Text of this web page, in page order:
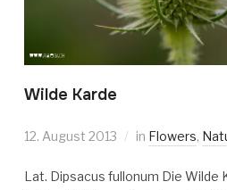
Wilde Karde
12. August 2013 in Flowers,
Lat. Dipsacus fullonum Die Wilde